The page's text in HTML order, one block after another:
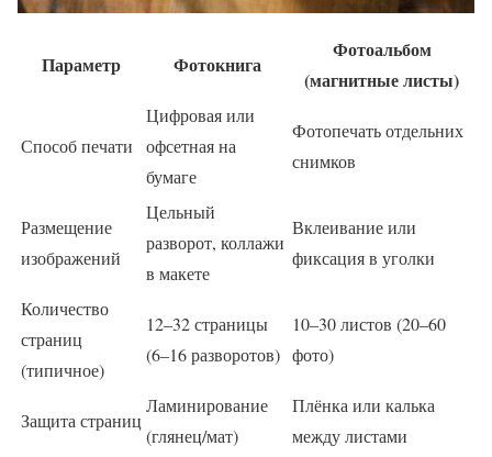
Параметр Фотокнига
Фотоальбом
(магнитные листы)
Способ печати
Цифровая или
офсетная на
бумаге
Фотопечать отдельних
снимков
Размещение
изображений
Цельный
разворот, коллажи
в макете
Вклеивание или
фиксация в уголки
Количество
страниц
(типичное)
12–32 страницы
(6–16 разворотов)
10–30 листов (20–60
фото)
Защита страниц
Ламинирование
(глянец/мат)
Плёнка или калька
между листами